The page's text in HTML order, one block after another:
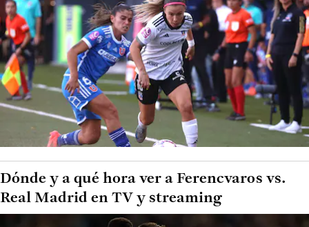
Dónde y a qué hora ver a Ferencvaros vs.
Real Madrid en TV y streaming